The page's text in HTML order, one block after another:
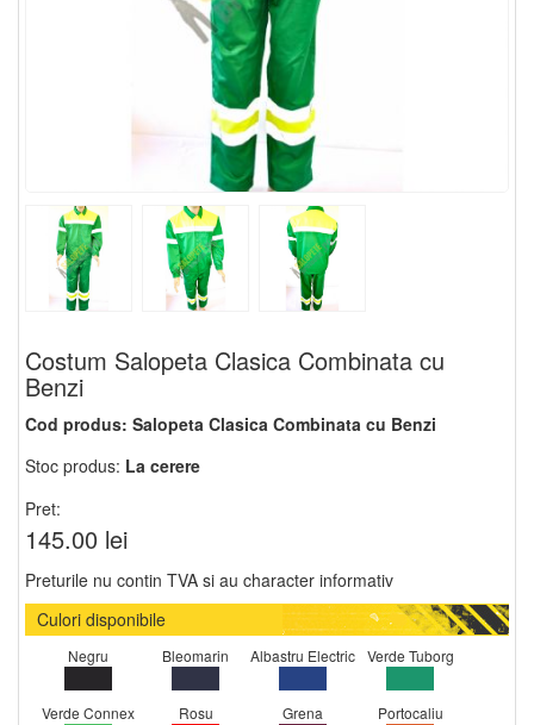
Costum Salopeta Clasica Combinata cu
Benzi
Cod produs: Salopeta Clasica Combinata cu Benzi
Stoc produs: La cerere
Pret:
145.00 lei
Preturile nu contin TVA si au character informativ
Culori disponibile
Negru Bleomarin Albastru Electric Verde Tuborg
Verde Connex Rosu Grena Portocaliu